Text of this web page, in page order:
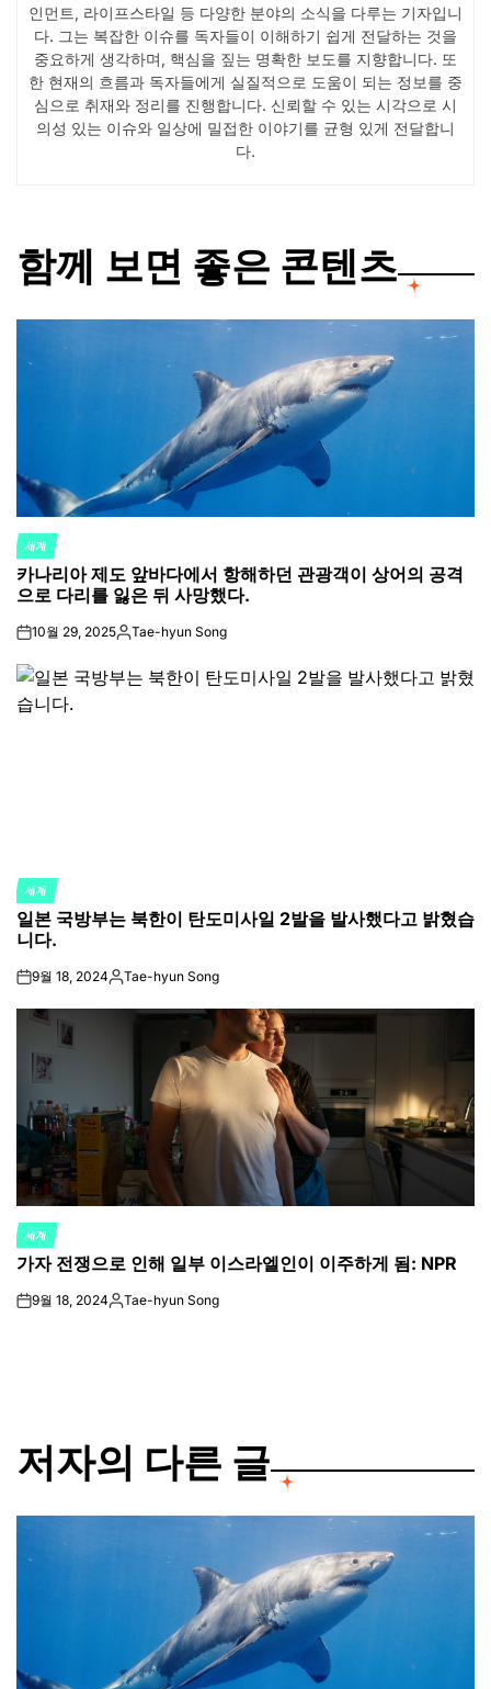
인먼트, 라이프스타일 등 다양한 분야의 소식을 다루는 기자입니
다. 그는 복잡한 이슈를 독자들이 이해하기 쉽게 전달하는 것을
중요하게 생각하며, 핵심을 짚는 명확한 보도를 지향합니다. 또
한 현재의 흐름과 독자들에게 실질적으로 도움이 되는 정보를 중
심으로 취재와 정리를 진행합니다. 신뢰할 수 있는 시각으로 시
의성 있는 이슈와 일상에 밀접한 이야기를 균형 있게 전달합니
다.
함께 보면 좋은 콘텐츠
POSTED
IN
세계
카나리아 제도 앞바다에서 항해하던 관광객이 상어의 공격
으로 다리를 잃은 뒤 사망했다.
on10월 29, 2025Posted
Tae-hyun Song
POSTED
IN
세계
일본 국방부는 북한이 탄도미사일 2발을 발사했다고 밝혔습
니다.
on9월 18, 2024Posted
Tae-hyun Song
POSTED
IN
세계
가자 전쟁으로 인해 일부 이스라엘인이 이주하게 됨: NPR
on9월 18, 2024Posted
Tae-hyun Song
저자의 다른 글